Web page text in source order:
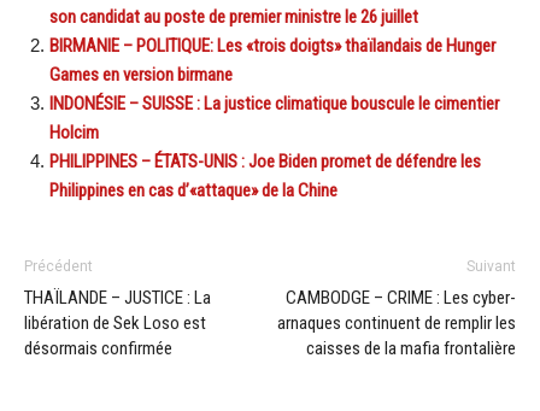
son candidat au poste de premier ministre le 26 juillet
BIRMANIE – POLITIQUE: Les «trois doigts» thaïlandais de Hunger
Games en version birmane
INDONÉSIE – SUISSE : La justice climatique bouscule le cimentier
Holcim
PHILIPPINES – ÉTATS-UNIS : Joe Biden promet de défendre les
Philippines en cas d’«attaque» de la Chine
Précédent
THAÏLANDE – JUSTICE : La
libération de Sek Loso est
désormais confirmée
Suivant
CAMBODGE – CRIME : Les cyber-
arnaques continuent de remplir les
caisses de la mafia frontalière